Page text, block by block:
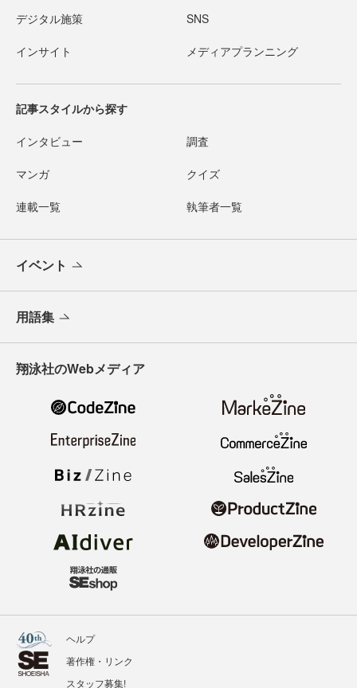
デジタル施策 SNS
インサイト メディアプランニング
記事スタイルから探す
インタビュー 調査
マンガ クイズ
連載一覧 執筆者一覧
イベント
用語集
翔泳社のWebメディア
ヘルプ
著作権・リンク
スタッフ募集!